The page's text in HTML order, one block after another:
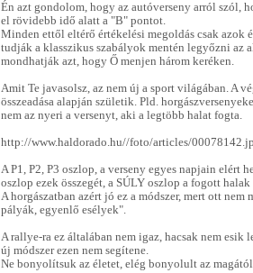
Én azt gondolom, hogy az autóverseny arról szól,
el rövidebb idő alatt a "B" pontot.
Minden ettől eltérő értékelési megoldás csak azok
tudják a klasszikus szabályok mentén legyőzni az
mondhatják azt, hogy Ő menjen három keréken.
Amit Te javasolsz, az nem új a sport világában. A
összeadása alapján születik. Pld.
nem az nyeri a versenyt, aki a legtöbb halat fogta.
http://www.haldorado.hu//foto/articles/
A P1, P2, P3 oszlop, a verseny egyes napjain elért
oszlop ezek összegét, a SÚLY oszlop a fogott
A horgászatban azért jó ez a módszer, mert ott
pályák, egyenlő esélyek".
A rallye-ra ez általában nem igaz, hacsak nem esik
új módszer ezen nem segítene.
Ne bonyolítsuk az életet, elég bonyolult az